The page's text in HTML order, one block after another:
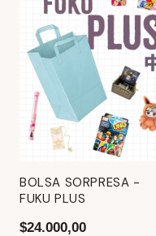
BOLSA SORPRESA -
FUKU PLUS
$24.000,00